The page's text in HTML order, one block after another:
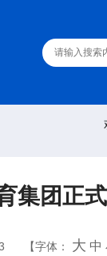
集团正
【字体： 大 中